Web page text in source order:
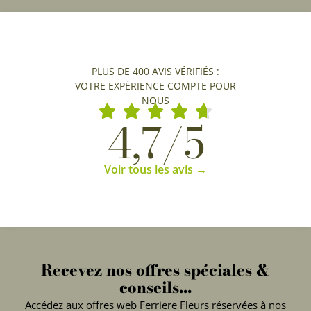
PLUS DE 400 AVIS VÉRIFIÉS :
VOTRE EXPÉRIENCE COMPTE POUR
NOUS
4,7/5
Voir tous les avis →
Recevez nos offres spéciales &
conseils...
Accédez aux offres web Ferriere Fleurs réservées à nos